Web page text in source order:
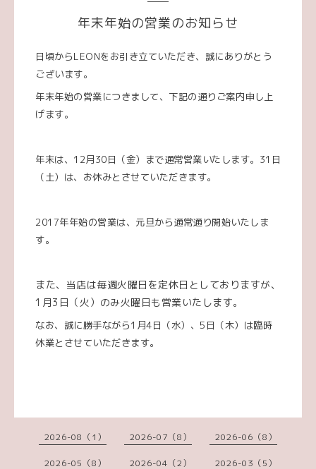
年末年始の営業のお知らせ
日頃からLEONをお引き立ていただき、誠にありがとう
ございます。
年末年始の営業につきまして、下記の通りご案内申し上
げます。
年末は、12月30日（金）まで通常営業いたします。31日
（土）は、お休みとさせていただきます。
2017年年始の営業は、元旦から通常通り開始いたしま
す。
また、当店は毎週火曜日を定休日としておりますが、
1月3日（火）のみ火曜日も営業いたします。
なお、誠に勝手ながら1月4日（水）、5日（木）は臨時
休業とさせていただきます。
2026-08（1） 2026-07（8） 2026-06（8）
2026-05（8） 2026-04（2） 2026-03（5）